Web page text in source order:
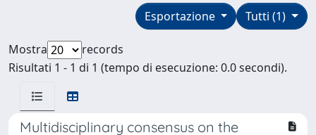
Tutti (1)
Esportazione
Mostra
records
Risultati 1 - 1 di 1 (tempo di esecuzione: 0.0 secondi).
Multidisciplinary consensus on the